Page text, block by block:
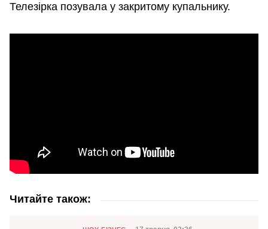
Телезірка позувала у закритому купальнику.
Читайте також: